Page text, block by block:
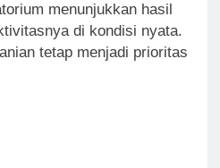
menunjukkan hasil
di kondisi nyata.
tetap menjadi prioritas